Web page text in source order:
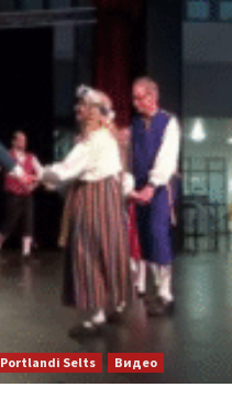
Portlandi Selts Видео